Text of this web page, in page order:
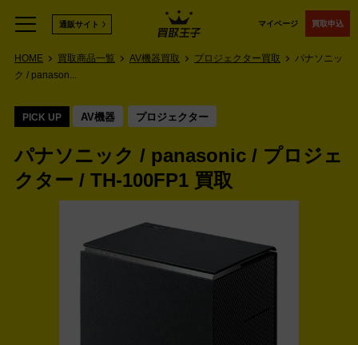
マイページ 買取申込
通販サイト
HOME 買取商品一覧 AV機器買取 プロジェクター買取
パナソニッ
ク / panason...
PICK UP AV機器 プロジェクター
パナソニック / panasonic / プロジェ
クター / TH-100FP1 買取